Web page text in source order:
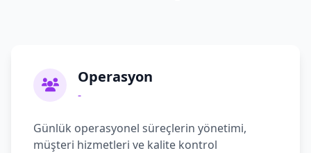
Operasyon
-
Günlük operasyonel süreçlerin yönetimi,
müşteri hizmetleri ve kalite kontrol